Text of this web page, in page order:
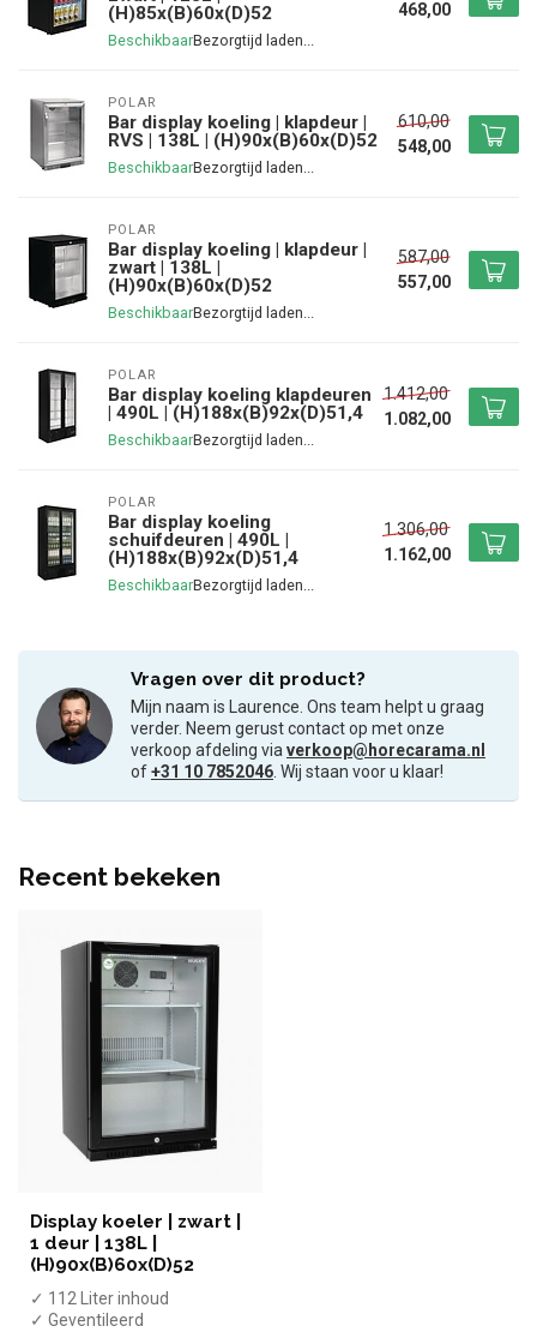
(H)85x(B)60x(D)52
Beschikbaar
468,00
POLAR
Bar display koeling | klapdeur |
RVS | 138L | (H)90x(B)60x(D)52
Beschikbaar
610,00
548,00
POLAR
Bar display koeling | klapdeur |
zwart | 138L |
(H)90x(B)60x(D)52
Beschikbaar
587,00
557,00
POLAR
Bar display koeling klapdeuren
| 490L | (H)188x(B)92x(D)51,4
Beschikbaar
1.412,00
1.082,00
POLAR
Bar display koeling
schuifdeuren | 490L |
(H)188x(B)92x(D)51,4
Beschikbaar
1.306,00
1.162,00
Vragen over dit product?
Mijn naam is Laurence. Ons team helpt u graag
verder. Neem gerust contact op met onze
verkoop afdeling viaverkoop@horecarama.nl
of+31 10 7852046. Wij staan voor u klaar!
Recent bekeken
Display koeler | zwart |
1 deur | 138L |
(H)90x(B)60x(D)52
✓ 112 Liter inhoud
✓ Geventileerd